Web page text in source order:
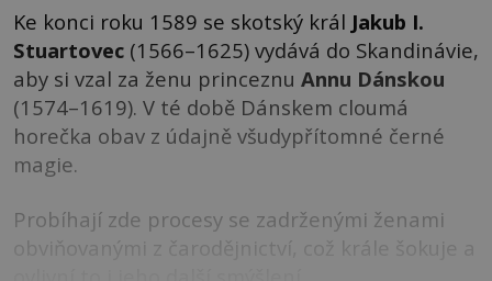
Ke konci roku 1589 se skotský král Jakub I.
Stuartovec (1566–1625) vydává do Skandinávie,
aby si vzal za ženu princeznu Annu Dánskou
(1574–1619). V té době Dánskem cloumá
horečka obav z údajně všudypřítomné černé
magie.
Probíhají zde procesy se zadrženými ženami
obviňovanými z čarodějnictví, což krále šokuje a